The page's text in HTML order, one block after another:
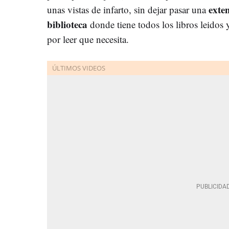
unas vistas de infarto, sin dejar pasar una
biblioteca donde tiene todos los libros leidos
por leer que necesita.